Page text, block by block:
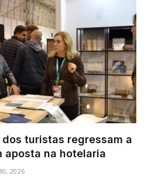
dos turistas regressam a
aposta na hotelaria
2026